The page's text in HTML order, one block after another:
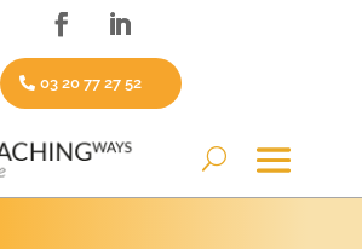
03 20 77 27 52